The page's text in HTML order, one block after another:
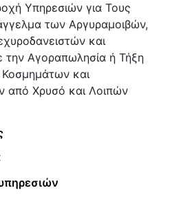
Υπηρεσιών για Τους
των Αργυραμοιβών,
και
Αγοραπωλησία ή Τήξη
και
από Χρυσό και Λοιπών